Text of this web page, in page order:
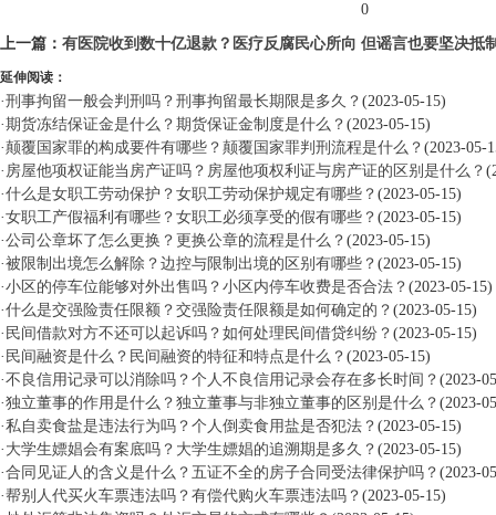
0
上一篇： 有医院收到数十亿退款？医疗反腐民心所向 但谣言也要坚决抵
延伸阅读：
·刑事拘留一般会判刑吗？刑事拘留最长期限是多久？ (2023-05-15)
·期货冻结保证金是什么？期货保证金制度是什么？ (2023-05-15)
·颠覆国家罪的构成要件有哪些？颠覆国家罪判刑流程是什么？ (2023-05-
· 房屋他项权证能当房产证吗？房屋他项权利证与房产证的区别是什么？
·什么是女职工劳动保护？女职工劳动保护规定有哪些？ (2023-05-15)
·女职工产假福利有哪些？女职工必须享受的假有哪些？ (2023-05-15)
·公司公章坏了怎么更换？更换公章的流程是什么？ (2023-05-15)
·被限制出境怎么解除？边控与限制出境的区别有哪些？ (2023-05-15)
·小区的停车位能够对外出售吗？小区内停车收费是否合法？ (2023-05-15)
·什么是交强险责任限额？交强险责任限额是如何确定的？ (2023-05-15)
· 民间借款对方不还可以起诉吗？如何处理民间借贷纠纷？ (2023-05-15)
· 民间融资是什么？民间融资的特征和特点是什么？ (2023-05-15)
·不良信用记录可以消除吗？个人不良信用记录会存在多长时间？ (2023-
·独立董事的作用是什么？独立董事与非独立董事的区别是什么？ (2023-
·私自卖食盐是违法行为吗？个人倒卖食用盐是否犯法？ (2023-05-15)
· 大学生嫖娼会有案底吗？大学生嫖娼的追溯期是多久？ (2023-05-15)
·合同见证人的含义是什么？五证不全的房子合同受法律保护吗？ (2023-
·帮别人代买火车票违法吗？有偿代购火车票违法吗？ (2023-05-15)